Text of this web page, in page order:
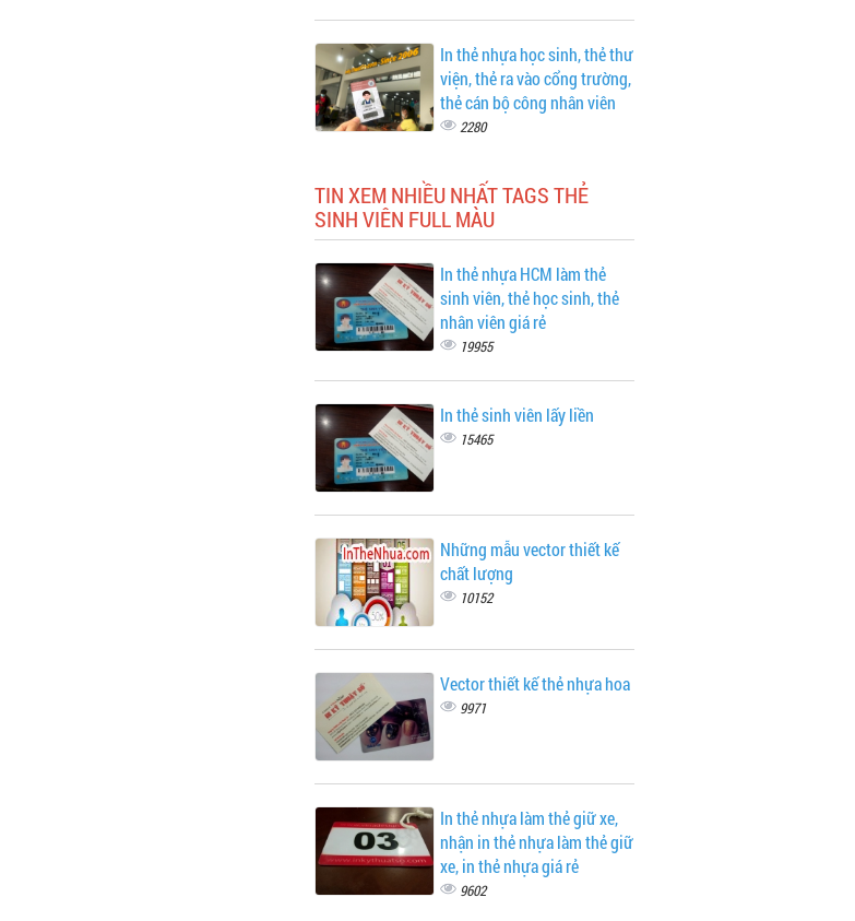
In thẻ nhựa học sinh, thẻ thư
viện, thẻ ra vào cổng trường,
thẻ cán bộ công nhân viên
2280
TIN XEM NHIỀU NHẤT TAGS THẺ
SINH VIÊN FULL MÀU
In thẻ nhựa HCM làm thẻ
sinh viên, thẻ học sinh, thẻ
nhân viên giá rẻ
19955
In thẻ sinh viên lấy liền
15465
Những mẫu vector thiết kế
chất lượng
10152
Vector thiết kế thẻ nhựa hoa
9971
In thẻ nhựa làm thẻ giữ xe,
nhận in thẻ nhựa làm thẻ giữ
xe, in thẻ nhựa giá rẻ
9602